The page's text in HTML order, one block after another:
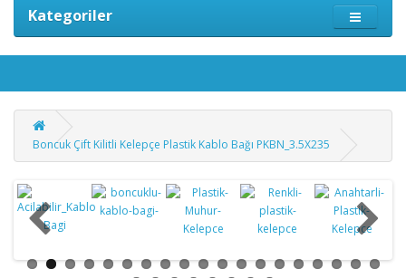
Kategoriler
Boncuk Çift Kilitli Kelepçe Plastik Kablo Bağı PKBN_3.5X235